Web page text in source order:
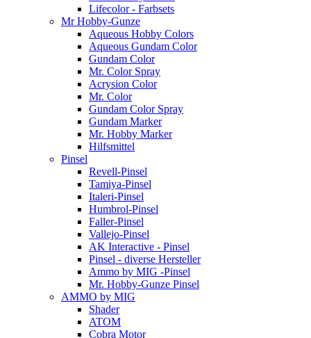
Lifecolor - Farbsets
Mr Hobby-Gunze
Aqueous Hobby Colors
Aqueous Gundam Color
Gundam Color
Mr. Color Spray
Acrysion Color
Mr. Color
Gundam Color Spray
Gundam Marker
Mr. Hobby Marker
Hilfsmittel
Pinsel
Revell-Pinsel
Tamiya-Pinsel
Italeri-Pinsel
Humbrol-Pinsel
Faller-Pinsel
Vallejo-Pinsel
AK Interactive - Pinsel
Pinsel - diverse Hersteller
Ammo by MIG -Pinsel
Mr. Hobby-Gunze Pinsel
AMMO by MIG
Shader
ATOM
Cobra Motor